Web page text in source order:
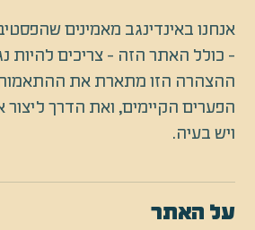
אנחנו באינדינגב מאמינים
- כולל האתר הזה - צריכים להיות
ההצהרה הזו מתארת את
הפערים הקיימים, ואת הדרך ליצור
ויש בעיה.
על האתר